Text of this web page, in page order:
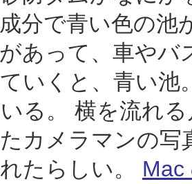
分で青い色の池
あって、車やバ
いくと、青い池
る。 横を流れ
カメラマンの写
たらしい。 Mac